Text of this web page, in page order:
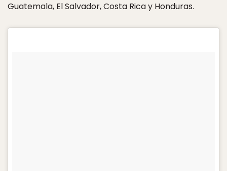
Guatemala, El Salvador, Costa Rica y Honduras.